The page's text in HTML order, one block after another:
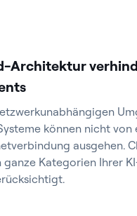
Architektur
können nicht von
ausgehen.
ganze Kategorien Ihrer